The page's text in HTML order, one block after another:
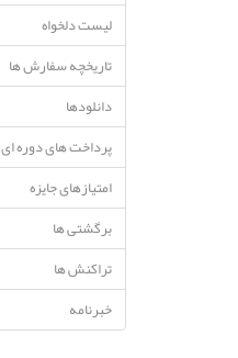
لیست دلخواه
تاریخچه سفارش ها
دانلودها
پرداخت های دوره ای
امتیازهای جایزه
برگشتی ها
تراکنش ها
خبرنامه